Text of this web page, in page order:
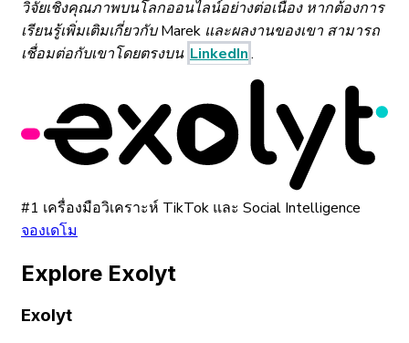
วิจัยเชิงคุณภาพบนโลกออนไลน์อย่างต่อเนื่อง หากต้องการ
เรียนรู้เพิ่มเติมเกี่ยวกับ Marek และผลงานของเขา สามารถ
เชื่อมต่อกับเขาโดยตรงบน LinkedIn.
#1 เครื่องมือวิเคราะห์ TikTok และ Social Intelligence
จองเดโม
Explore Exolyt
Exolyt